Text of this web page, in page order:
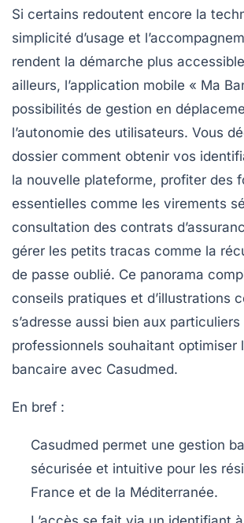
Si certains redoutent encore la
simplicité d’usage et
rendent la démarche plus
ailleurs, l’application mobile « Ma
possibilités de gestion en
l’autonomie des utilisateurs. Vous
dossier comment obtenir vos
la nouvelle plateforme, profiter des
essentielles comme les virements
consultation des contrats
gérer les petits tracas comme la
de passe oublié. Ce panorama
conseils pratiques et d’illustrations
s’adresse aussi bien aux particuliers
professionnels souhaitant optimiser
bancaire avec Casudmed.
En bref :
Casudmed permet une gestion
sécurisée et intuitive pour les
France et de la Méditerranée.